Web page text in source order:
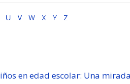
U V W X Y
Z
en edad escolar: Una mirada